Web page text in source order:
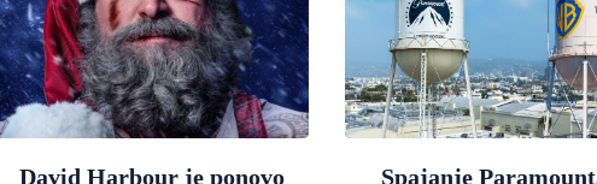
David Harbour je ponovo
Spajanje